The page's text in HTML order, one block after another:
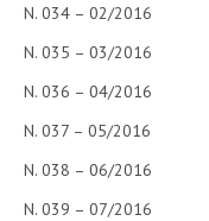
N. 034 – 02/2016
N. 035 – 03/2016
N. 036 – 04/2016
N. 037 – 05/2016
N. 038 – 06/2016
N. 039 – 07/2016